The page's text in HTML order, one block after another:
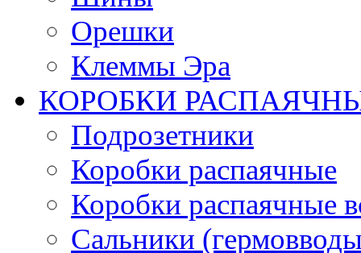
Орешки
Клеммы Эра
КОРОБКИ
Подрозетники
Коробки распаячные
Коробки распаячные
Сальники